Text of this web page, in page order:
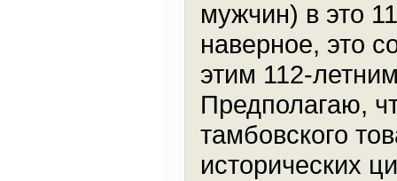
мужчин) в это
наверное, это
этим 112-
Предполагаю,
тамбовского
исторических